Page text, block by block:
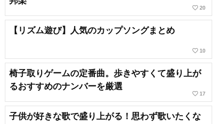
favorite_border 20
【リズム遊び】人気のカップソングまとめ
favorite_border 10
椅子取りゲームの定番曲。歩きやすくて盛り上が
るおすすめのナンバーを厳選
favorite_border 17
子供が好きな歌で盛り上がる！思わず歌いたくな